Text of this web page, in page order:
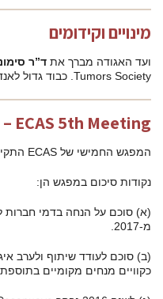
Associated
ספציפיים בכל מדינה.